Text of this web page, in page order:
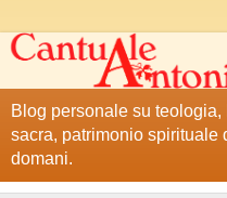
Blog personale su
sacra, patrimonio spirituale
domani.